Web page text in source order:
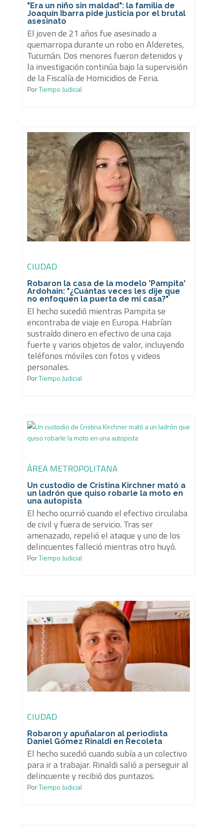
"Era un niño sin maldad": la familia de
Joaquín Ibarra pide justicia por el brutal
asesinato
El joven de 21 años fue asesinado a
quemarropa durante un robo en Alderetes,
Tucumán. Dos menores fueron detenidos y
la investigación continúa bajo la supervisión
de la Fiscalía de Homicidios de Feria.
PorTiempo Judicial
CIUDAD
Robaron la casa de la modelo 'Pampita'
Ardohain: "¿Cuántas veces les dije que
no enfoquen la puerta de mi casa?"
El hecho sucedió mientras Pampita se
encontraba de viaje en Europa. Habrían
sustraído dinero en efectivo de una caja
fuerte y varios objetos de valor, incluyendo
teléfonos móviles con fotos y videos
personales.
PorTiempo Judicial
ÁREA METROPOLITANA
Un custodio de Cristina Kirchner mató a
un ladrón que quiso robarle la moto en
una autopista
El hecho ocurrió cuando el efectivo circulaba
de civil y fuera de servicio. Tras ser
amenazado, repelió el ataque y uno de los
delincuentes falleció mientras otro huyó.
PorTiempo Judicial
CIUDAD
Robaron y apuñalaron al periodista
Daniel Gómez Rinaldi en Recoleta
El hecho sucedió cuando subía a un colectivo
para ir a trabajar. Rinaldi salió a perseguir al
delincuente y recibió dos puntazos.
PorTiempo Judicial